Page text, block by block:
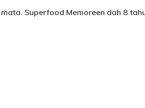
Superfood Memoreen dah 8